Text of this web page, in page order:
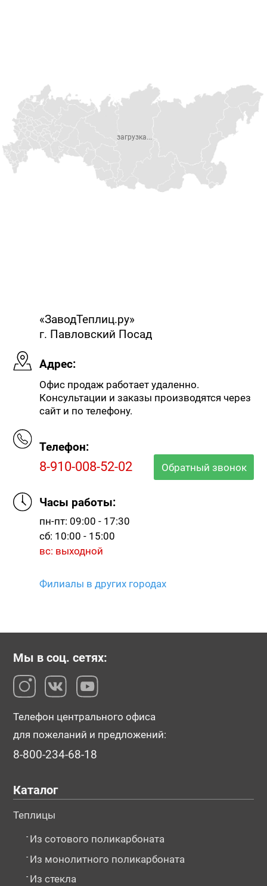
«ЗаводТеплиц.ру»
г. Павловский Посад
Адрес:
Офис продаж работает удаленно.
Консультации и заказы производятся через
сайт и по телефону.
Телефон:
8-910-008-52-02 Обратный звонок
Часы работы:
пн-пт: 09:00 - 17:30
сб: 10:00 - 15:00
вс: выходной
Филиалы в других городах
загрузка...
Мы в соц. сетях:
Телефон центрального офиса
для пожеланий и предложений:
8-800-234-68-18
Каталог
Теплицы
- Из сотового поликарбоната
- Из монолитного поликарбоната
- Из стекла